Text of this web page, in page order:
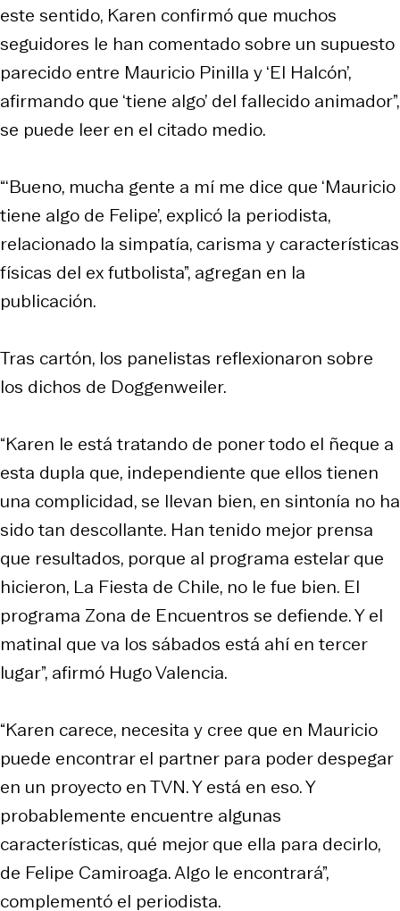
este sentido, Karen confirmó que muchos
seguidores le han comentado sobre un supuesto
parecido entre Mauricio Pinilla y ‘El Halcón’,
afirmando que ‘tiene algo’ del fallecido animador”,
se puede leer en el citado medio.
“‘Bueno, mucha gente a mí me dice que ‘Mauricio
tiene algo de Felipe’, explicó la periodista,
relacionado la simpatía, carisma y características
físicas del ex futbolista”, agregan en la
publicación.
Tras cartón, los panelistas reflexionaron sobre
los dichos de Doggenweiler.
“Karen le está tratando de poner todo el ñeque a
esta dupla que, independiente que ellos tienen
una complicidad, se llevan bien, en sintonía no ha
sido tan descollante. Han tenido mejor prensa
que resultados, porque al programa estelar que
hicieron, La Fiesta de Chile, no le fue bien. El
programa Zona de Encuentros se defiende. Y el
matinal que va los sábados está ahí en tercer
lugar”, afirmó Hugo Valencia.
“Karen carece, necesita y cree que en Mauricio
puede encontrar el partner para poder despegar
en un proyecto en TVN. Y está en eso. Y
probablemente encuentre algunas
características, qué mejor que ella para decirlo,
de Felipe Camiroaga. Algo le encontrará”,
complementó el periodista.